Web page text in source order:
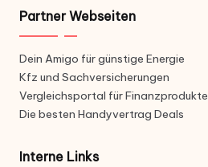
Partner Webseiten
Dein Amigo für günstige Energie
Kfz und Sachversicherungen
Vergleichsportal für Finanzprodukte
Die besten Handyvertrag Deals
Interne Links